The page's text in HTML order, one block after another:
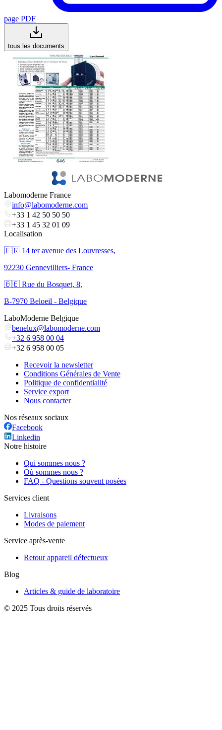
page PDF
tous les documents
Labomoderne France
info@labomoderne.com
+33 1 42 50 50 50
+33 1 45 32 01 09
Localisation
🇫🇷 ​14 ter avenue des Louvresses,
92230 Gennevilliers- France
🇧🇪 Rue du Bosquet, 8,
B-7970 Beloeil - Belgique
LaboModerne Belgique
benelux@labomoderne.com
+32 6 958 00 04
+32 6 958 00 05
Recevoir la newsletter
Conditions Générales de Vente
Politique de confidentialité
Service export
Nous contacter
Nos réseaux sociaux
Facebook
Linkedin
Notre histoire
Qui sommes nous ?
Où sommes nous ?
FAQ - Questions souvent posées
Services client
Livraisons
Modes de paiement
Service après-vente
Retour appareil défectueux
Blog
Articles & guide de laboratoire
© 2025 Tous droits réservés